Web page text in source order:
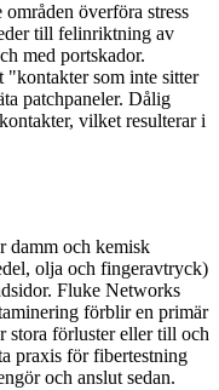
överföra stress
till felinriktning av
med portskador.
"kontakter som inte sitter
patchpaneler. Dålig
vilket resulterar i
damm och kemisk
olja och fingeravtryck)
Fluke Networks
förblir en primär
förluster eller till och
praxis för fibertestning
och anslut sedan.